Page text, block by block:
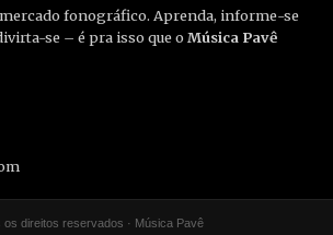
fonográfico. Aprenda, informe-se
se – é pra isso que oMúsica Pavê
os direitos reservados · Música Pavê